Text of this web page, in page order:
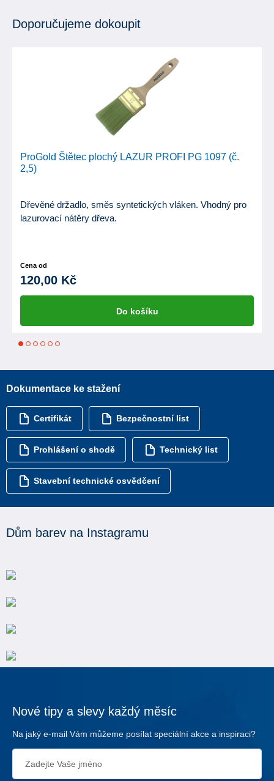
Doporučujeme dokoupit
ProGold Štětec plochý LAZUR PROFI PG 1097 (č.
2,5)
Dřevěné držadlo, směs syntetických vláken. Vhodný pro
lazurovací nátěry dřeva.
Cena od
120,00 Kč
Do košíku
1 2 3 4 5
Dokumentace ke stažení
Certifikát Bezpečnostní list
Prohlášení o shodě Technický list
Stavební technické osvědčení
Dům barev na Instagramu
Nové tipy a slevy každý měsíc
Na jaký e-mail Vám můžeme posílat speciální akce a inspiraci?